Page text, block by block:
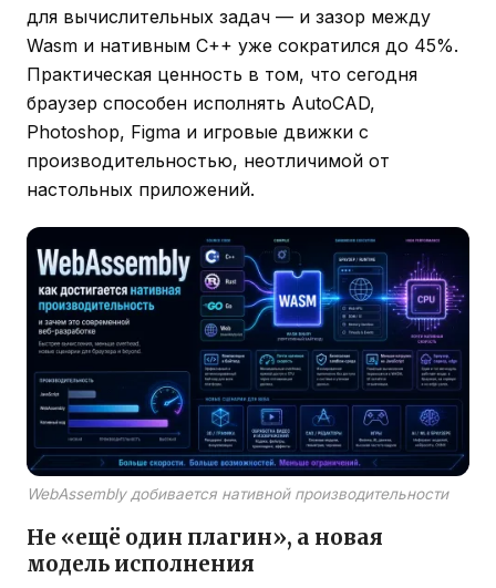
для вычислительных задач — и зазор между
Wasm и нативным C++ уже сократился до 45%.
Практическая ценность в том, что сегодня
браузер способен исполнять AutoCAD,
Photoshop, Figma и игровые движки с
производительностью, неотличимой от
настольных приложений.
WebAssembly добивается нативной производительности
Не «ещё один плагин», а новая
модель исполнения